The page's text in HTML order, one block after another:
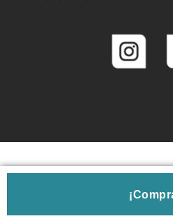
© 2026Roberto